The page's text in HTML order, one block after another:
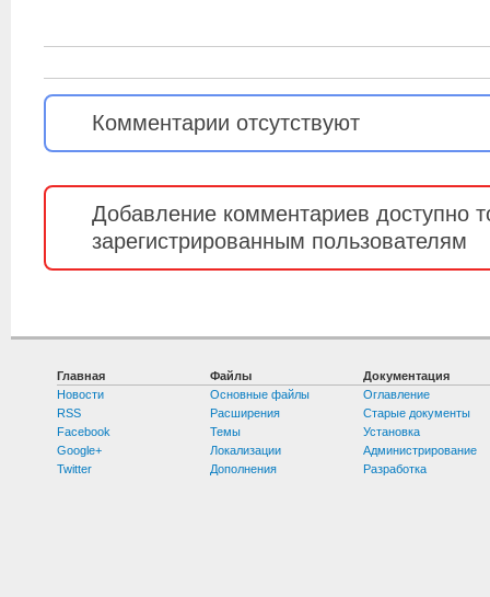
Комментарии отсутствуют
Добавление комментариев доступно
зарегистрированным пользователям
Главная
Новости
RSS
Facebook
Google+
Twitter
Файлы
Основные файлы
Расширения
Темы
Локализации
Дополнения
Документация
Оглавление
Старые документы
Установка
Администрирование
Разработка